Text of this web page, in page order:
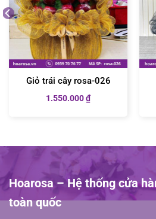
cây rosa-1179”
Bạn phảiđăng nhậpđể gửi đánh
Giỏ trái cây rosa-026
1.550.000₫
Hoarosa – Hệ thống cửa
toàn quốc